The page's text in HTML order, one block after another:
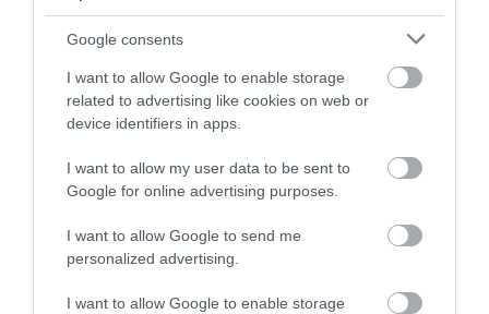
Google consents
I want to allow Google to enable storage
related to advertising like cookies on web or
device identifiers in apps.
I want to allow my user data to be sent to
Google for online advertising purposes.
I want to allow Google to send me
personalized advertising.
I want to allow Google to enable storage